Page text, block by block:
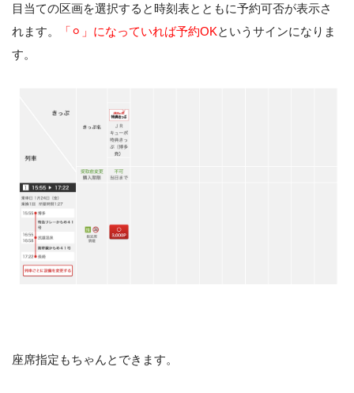
目当ての区画を選択すると時刻表とともに予約可否が表示さ
れます。
「⚪︎」になっていれば予約OKというサインになりま
す。
座席指定もちゃんとできます。